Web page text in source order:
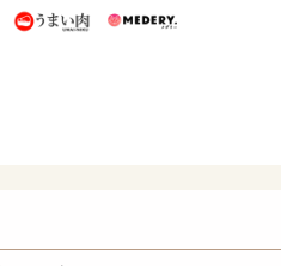
うまいパン うまい肉